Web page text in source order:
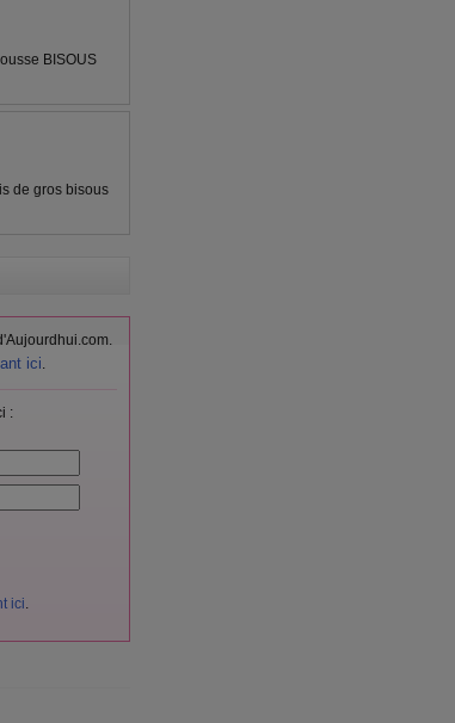
BISOUS
de gros bisous
ici.
:
ici.